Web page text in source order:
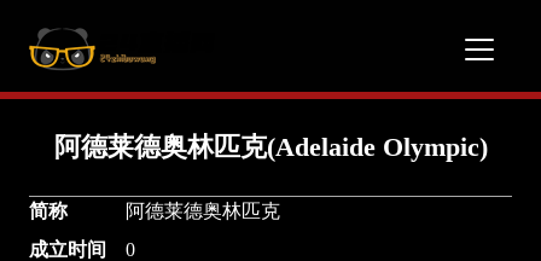
阿德莱德奥林匹克(Adelaide Olympic)
简称
阿德莱德奥林匹克
成立时间
0